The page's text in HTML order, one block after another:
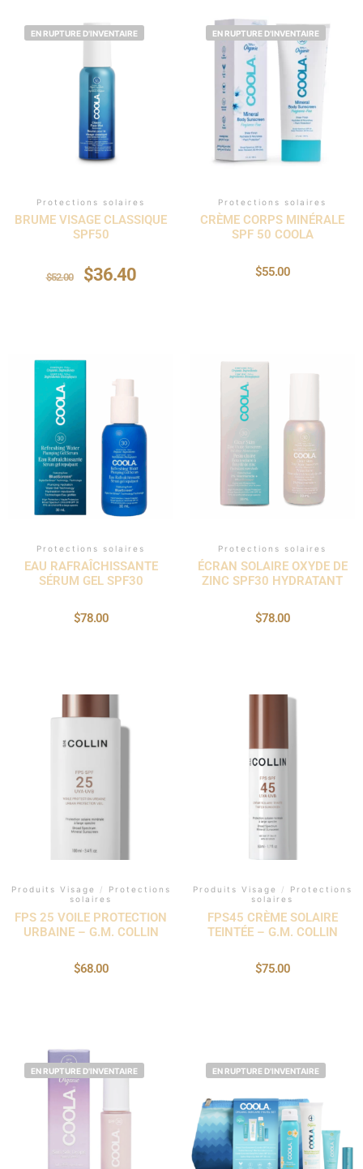
EN RUPTURE D'INVENTAIRE
Protections solaires
BRUME VISAGE CLASSIQUE
SPF50
$52.00 $36.40
EN RUPTURE D'INVENTAIRE
Protections solaires
CRÈME CORPS MINÉRALE
SPF 50 COOLA
$55.00
Protections solaires
EAU RAFRAÎCHISSANTE
SÉRUM GEL SPF30
$78.00
Protections solaires
ÉCRAN SOLAIRE OXYDE DE
ZINC SPF30 HYDRATANT
$78.00
Produits Visage /
Protections
solaires
FPS 25 VOILE PROTECTION
URBAINE – G.M. COLLIN
$68.00
Produits Visage /
Protections
solaires
FPS45 CRÈME SOLAIRE
TEINTÉE – G.M. COLLIN
$75.00
EN RUPTURE D'INVENTAIRE EN RUPTURE D'INVENTAIRE